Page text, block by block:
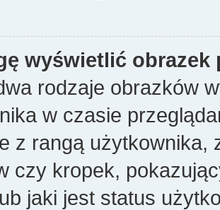
wyświetlić
rodzaje obrazków
w czasie
z rangą użytkownika,
czy kropek,
jaki jest status